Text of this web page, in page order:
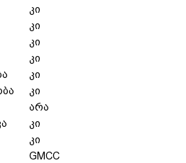
კი
კი
კი
კი
კი
კი
არა
კი
კი
GMCC